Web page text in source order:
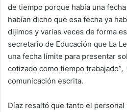
de tiempo porque había una
habían dicho que esa fecha ya
dijimos y varias veces de forma
secretario de Educación que La
una fecha límite para presentar
cotizado como tiempo
comunicación escrita.
Díaz resaltó que tanto el